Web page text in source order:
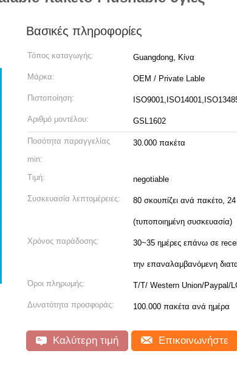
Βασικές πληροφορίες
Τόπος καταγωγής: Guangdong, Κίνα
Μάρκα: OEM / Private Lable
Πιστοποίηση:
Αριθμό μοντέλου: GSL1602
Ποσότητα παραγγελίας
min:
30.000 πακέτα
Τιμή: negotiable
Συσκευασία λεπτομέρειες: 80 σκουπίζει ανά πακέτο,
(τυποποιημένη συσκευασία)
Χρόνος παράδοσης: 30~35 ημέρες επάνω σε
την επαναλαμβανόμενη
Όροι πληρωμής: T/T/ Western Union/Paypal/
Δυνατότητα προσφοράς: 100.000 πακέτα ανά ημέρα
Καλύτερη τιμή Επικοινωνήστε